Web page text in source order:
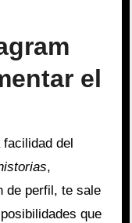
el
del
,
de perfil, te sale
que